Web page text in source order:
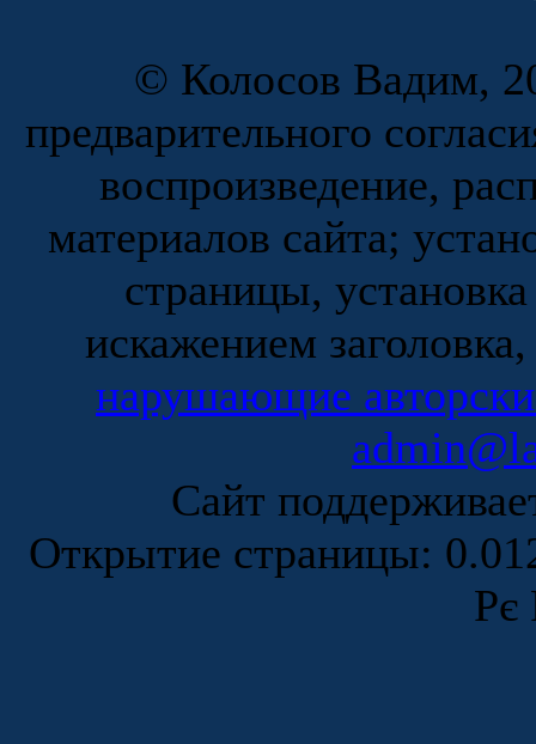
© Колосов Вадим,
предварительного
воспроизведение,
материалов сайта;
страницы,
искажением
нарушающие
Сайт
Открытие страницы:
Рє